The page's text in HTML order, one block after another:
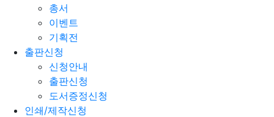
총서
이벤트
기획전
출판신청
신청안내
출판신청
도서증정신청
인쇄/제작신청